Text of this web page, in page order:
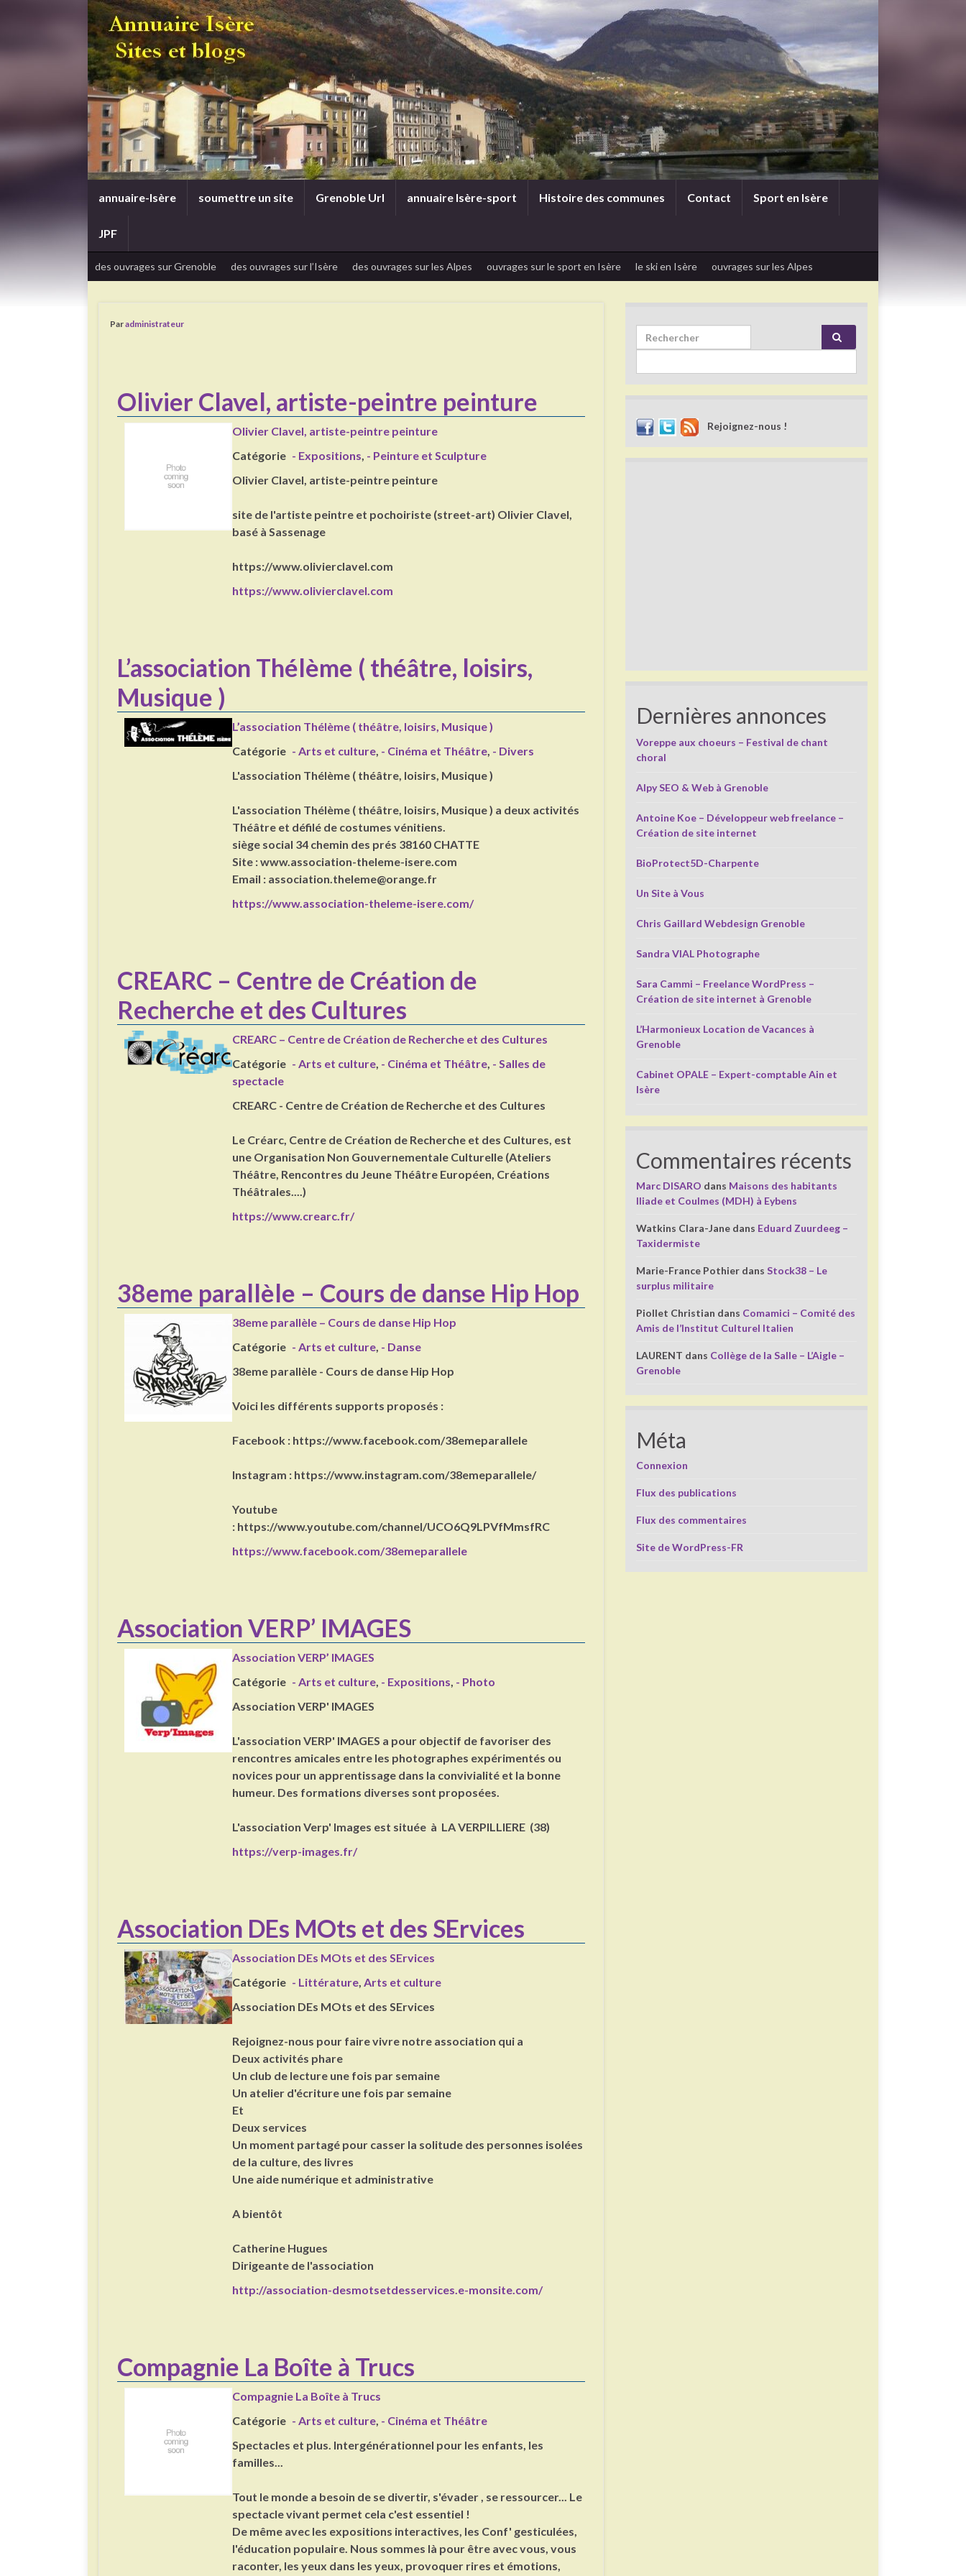
annuaire-Isère soumettre un site Grenoble Url annuaire Isère-sport Histoire des communes Contact Sport en Isère
JPF
des ouvrages sur Grenoble des ouvrages sur l’Isère des ouvrages sur les Alpes ouvrages sur le sport en Isère le ski en Isère ouvrages sur les Alpes
Paradministrateur
Olivier Clavel, artiste-peintre peinture
Olivier Clavel, artiste-peintre peinture
Catégorie - Expositions, - Peinture et Sculpture
Olivier Clavel, artiste-peintre peinture
site de l'artiste peintre et pochoiriste (street-art) Olivier Clavel,
basé à Sassenage
https://www.olivierclavel.com
https://www.olivierclavel.com
L’association Thélème ( théâtre, loisirs,
Musique )
L’association Thélème ( théâtre, loisirs, Musique )
Catégorie - Arts et culture, - Cinéma et Théâtre, - Divers
L'association Thélème ( théâtre, loisirs, Musique )
L'association Thélème ( théâtre, loisirs, Musique ) a deux activités
Théâtre et défilé de costumes vénitiens.
siège social 34 chemin des prés 38160 CHATTE
Site : www.association-theleme-isere.com
Email : association.theleme@orange.fr
https://www.association-theleme-isere.com/
CREARC – Centre de Création de
Recherche et des Cultures
CREARC – Centre de Création de Recherche et des Cultures
Catégorie - Arts et culture, - Cinéma et Théâtre, - Salles de
spectacle
CREARC - Centre de Création de Recherche et des Cultures
Le Créarc, Centre de Création de Recherche et des Cultures, est
une Organisation Non Gouvernementale Culturelle (Ateliers
Théâtre, Rencontres du Jeune Théâtre Européen, Créations
Théâtrales....)
https://www.crearc.fr/
38eme parallèle – Cours de danse Hip Hop
38eme parallèle – Cours de danse Hip Hop
Catégorie - Arts et culture, - Danse
38eme parallèle - Cours de danse Hip Hop
Voici les différents supports proposés :
Facebook : https://www.facebook.com/38emeparallele
Instagram : https://www.instagram.com/38emeparallele/
Youtube
: https://www.youtube.com/channel/UCO6Q9LPVfMmsfRC
https://www.facebook.com/38emeparallele
Association VERP’ IMAGES
Association VERP’ IMAGES
Catégorie - Arts et culture, - Expositions, - Photo
Association VERP' IMAGES
L'association VERP' IMAGES a pour objectif de favoriser des
rencontres amicales entre les photographes expérimentés ou
novices pour un apprentissage dans la convivialité et la bonne
humeur. Des formations diverses sont proposées.
L'association Verp' Images est située à LA VERPILLIERE (38)
https://verp-images.fr/
Association DEs MOts et des SErvices
Association DEs MOts et des SErvices
Catégorie - Littérature, Arts et culture
Association DEs MOts et des SErvices
Rejoignez-nous pour faire vivre notre association qui a
Deux activités phare
Un club de lecture une fois par semaine
Un atelier d'écriture une fois par semaine
Et
Deux services
Un moment partagé pour casser la solitude des personnes isolées
de la culture, des livres
Une aide numérique et administrative
A bientôt
Catherine Hugues
Dirigeante de l'association
http://association-desmotsetdesservices.e-monsite.com/
Compagnie La Boîte à Trucs
Compagnie La Boîte à Trucs
Catégorie - Arts et culture, - Cinéma et Théâtre
Spectacles et plus. Intergénérationnel pour les enfants, les
familles...
Tout le monde a besoin de se divertir, s'évader , se ressourcer... Le
spectacle vivant permet cela c'est essentiel !
De même avec les expositions interactives, les Conf' gesticulées,
l'éducation populaire. Nous sommes là pour être avec vous, vous
raconter, les yeux dans les yeux, provoquer rires et émotions,
Search for:
Rejoignez-nous !
Dernières annonces
Voreppe aux choeurs – Festival de chant
choral
Alpy SEO & Web à Grenoble
Antoine Koe – Développeur web freelance –
Création de site internet
BioProtect5D-Charpente
Un Site à Vous
Chris Gaillard Webdesign Grenoble
Sandra VIAL Photographe
Sara Cammi – Freelance WordPress –
Création de site internet à Grenoble
L’Harmonieux Location de Vacances à
Grenoble
Cabinet OPALE – Expert-comptable Ain et
Isère
Commentaires récents
Marc DISARO dans Maisons des habitants
Iliade et Coulmes (MDH) à Eybens
Watkins Clara-Jane dans Eduard Zuurdeeg –
Taxidermiste
Marie-France Pothier dansStock38 – Le
surplus militaire
Piollet Christian dans Comamici – Comité des
Amis de l’Institut Culturel Italien
LAURENT dans Collège de la Salle – L’Aigle –
Grenoble
Méta
Connexion
Flux des publications
Flux des commentaires
Site de WordPress-FR